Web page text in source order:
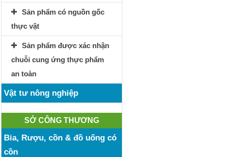
Sản phẩm có nguồn gốc
thực vật
Sản phẩm được xác nhận
chuỗi cung ứng thực phẩm
an toàn
Vật tư nông nghiệp
SỞ CÔNG THƯƠNG
Bia, Rượu, cồn & đồ uống có
cồn